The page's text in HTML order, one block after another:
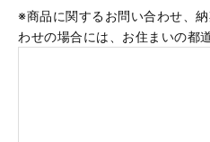
※商品に関するお問い合わせ、
わせの場合には、お住まいの都